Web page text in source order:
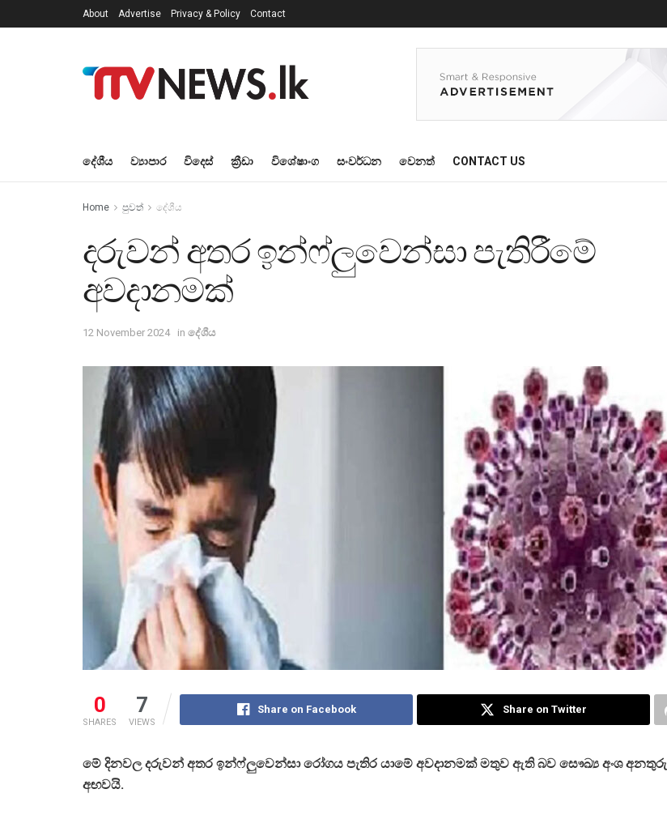
About Advertise Privacy & Policy Contact
දේශීය ව්‍යාපාර විදෙස් ක්‍රීඩා විශේෂාංග සංවර්ධන වෙනත් CONTACT US
Home පුවත් දේශීය
දරුවන් අතර ඉන්ෆ්ලුවෙන්සා පැතිරීමේ
අවදානමක්
12 November 2024 in දේශීය
0
SHARES
7
VIEWS
Share on Facebook Share on Twitter
මේ දිනවල දරුවන් අතර ඉන්ෆ්ලුවෙන්සා රෝගය පැතිර යාමේ අවදානමක් මතුව ඇති බව සෞඛ්‍ය අංශ අනතුරු
අඟවයි.